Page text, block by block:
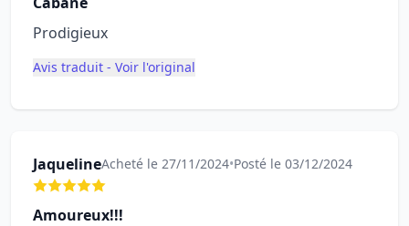
Prodigieux
Avis traduit - Voir l'original
JaquelineAcheté le 27/11/2024•Posté le 03/12/2024
Amoureux!!!